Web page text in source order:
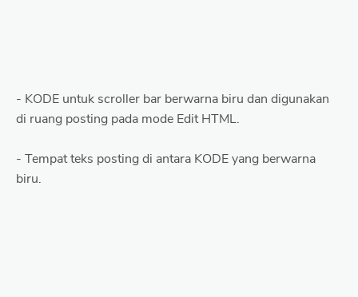
- KODE untuk scroller bar berwarna biru dan digunakan
di ruang posting pada mode Edit HTML.
- Tempat teks posting di antara KODE yang berwarna
biru.